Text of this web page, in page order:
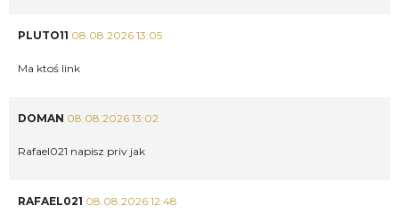
PLUTO11 08.08.2026 13:05
Ma ktoś link
DOMAN 08.08.2026 13:02
Rafael021 napisz priv jak
RAFAEL021 08.08.2026 12:48